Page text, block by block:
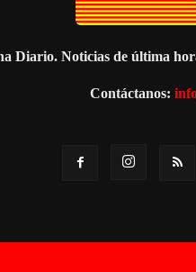
Diario. Noticias de última
Contáctanos: